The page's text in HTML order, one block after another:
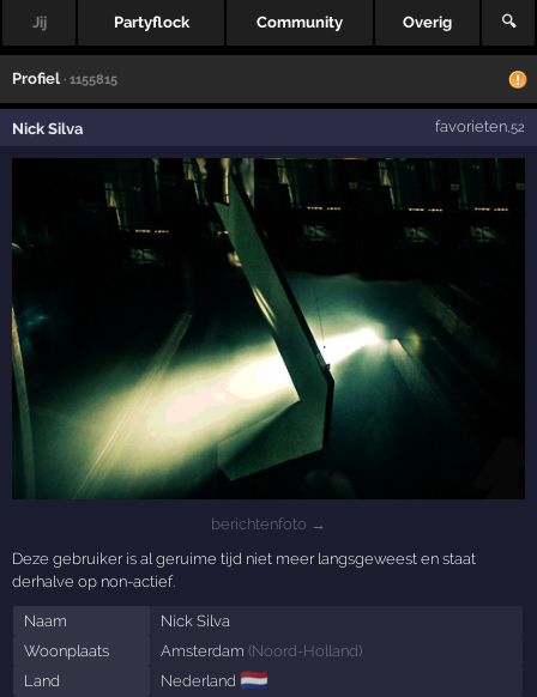
Jij Partyflock Community Overig 🔍
Profiel · 1155815
Nick Silva favorieten,52
berichtenfoto →
Deze gebruiker is al geruime tijd niet meer langsgeweest en staat
derhalve op non-actief.
Naam
Nick Silva
Woonplaats
Amsterdam (Noord-Holland)
Land
Nederland 🇳🇱